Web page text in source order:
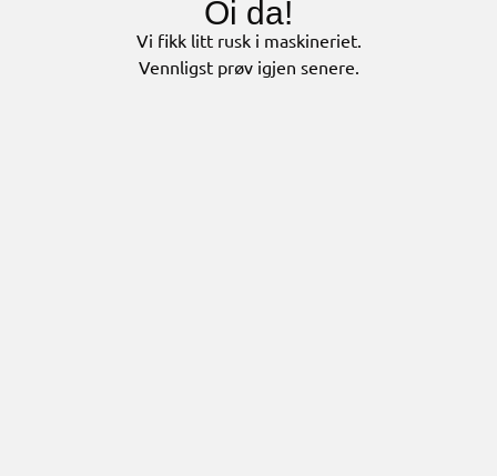
Oi da!
Vi fikk litt rusk i maskineriet.
Vennligst prøv igjen senere.